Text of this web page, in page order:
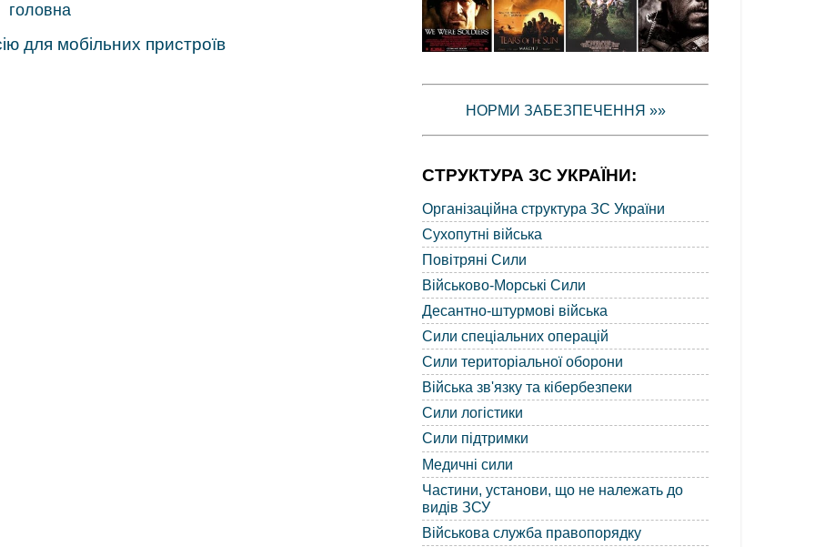
головна
для мобільних пристроїв
НОРМИ ЗАБЕЗПЕЧЕННЯ »»
СТРУКТУРА ЗС УКРАЇНИ:
Організаційна структура ЗС України
Сухопутні війська
Повітряні Сили
Військово-Морські Сили
Десантно-штурмові війська
Сили спеціальних операцій
Сили територіальної оборони
Війська зв'язку та кібербезпеки
Сили логістики
Сили підтримки
Медичні сили
Частини, установи, що не належать до
видів ЗСУ
Військова служба правопорядку